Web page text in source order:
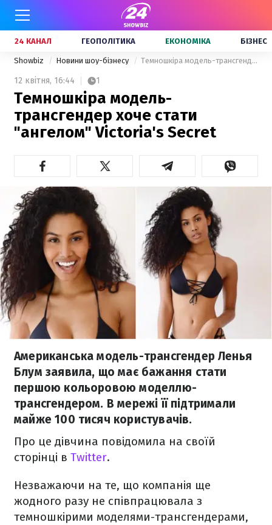
24 КАНАЛ ГЕОПОЛІТИКА ЕКОНОМІКА БІЗНЕС
Showbiz Новини шоу-бізнесу Темношкіра модель-трансгендер хоче стати "ангелом" Victoria's Secret
12 квітня, 16:44 1
Темношкіра модель-
трансгендер хоче стати
"ангелом" Victoria's Secret
Американська модель-трансгендер Ленья
Блум заявила, що має бажання стати
першою кольоровою моделлю-
трансгендером. В мережі її підтримали
майже 100 тисяч користувачів.
Про це дівчина повідомила на своїй
сторінці в Twitter.
Незважаючи на те, що компанія ще
жодного разу не співпрацювала з
темношкірими моделями-трансгендерами,